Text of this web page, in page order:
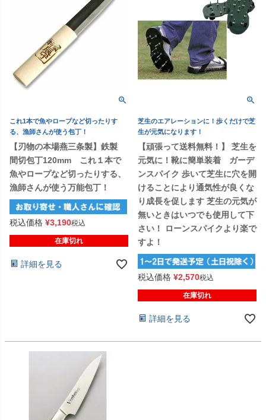
これ1本で魚やロープなど切ったりす
る、漁師さんが使う包丁！
【刃物の本場燕三条製】鉄製
間切包丁120mm これ１本で
魚やロープなど切ったりする、
漁師さんが使う万能包丁！
税込価格 ¥3,190税込
在庫切れ
詳細を見る
芝生のエアレーションに！歩くだけで芝
生が元気になります！
【頑張って送料無料！】 芝生を
元気に！靴に簡単装着 ガーデ
ンスパイク 歩いて芝生に穴を開
けることにより通気性が良くな
り成長を促します 芝生の元気が
無いときはいつでも使用して下
さい！ ローンスパイクより楽で
すよ！
税込価格 ¥2,570税込
在庫切れ
詳細を見る